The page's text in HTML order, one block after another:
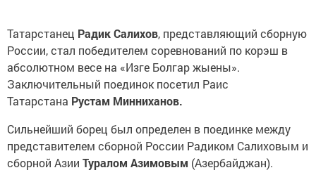
Татарстанец Радик Салихов, представляющий сборную
России, стал победителем соревнований по корэш в
абсолютном весе на «Изге Болгар жыены».
Заключительный поединок посетил Раис
Татарстана Рустам Минниханов.
Сильнейший борец был определен в поединке между
представителем сборной России Радиком Салиховым и
сборной Азии Туралом Азимовым (Азербайджан).